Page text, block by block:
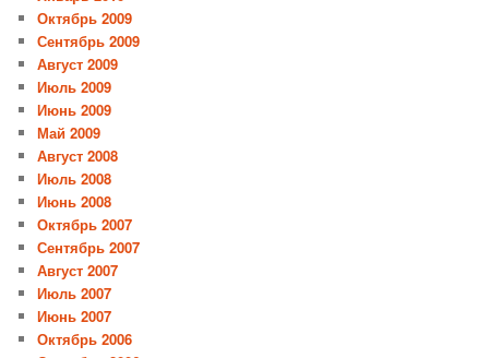
Октябрь 2009
Сентябрь 2009
Август 2009
Июль 2009
Июнь 2009
Май 2009
Август 2008
Июль 2008
Июнь 2008
Октябрь 2007
Сентябрь 2007
Август 2007
Июль 2007
Июнь 2007
Октябрь 2006